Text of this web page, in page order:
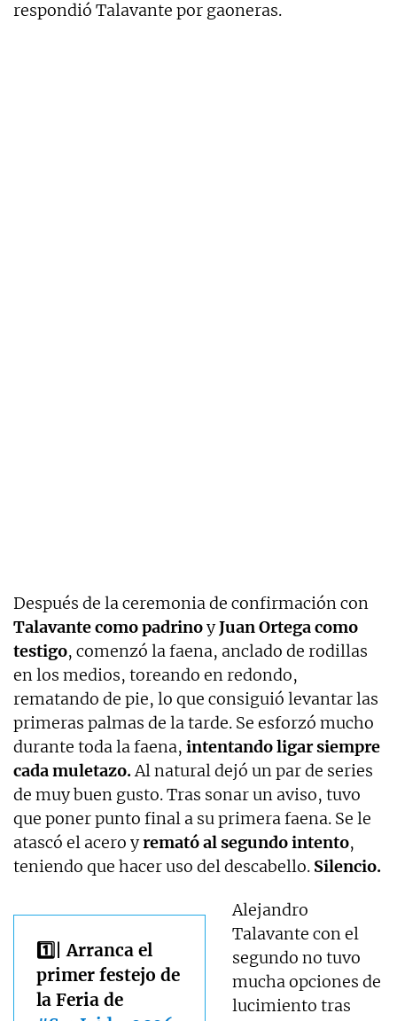
respondió Talavante por gaoneras.
Después de la ceremonia de confirmación con
Talavante como padrinoyJuan Ortega como
testigo, comenzó la faena, anclado de rodillas
en los medios, toreando en redondo,
rematando de pie, lo que consiguió levantar las
primeras palmas de la tarde. Se esforzó mucho
durante toda la faena, intentando ligar siempre
cada muletazo.Al natural dejó un par de series
de muy buen gusto. Tras sonar un aviso, tuvo
que poner punto final a su primera faena. Se le
atascó el acero yremató al segundo intento,
teniendo que hacer uso del descabello. Silencio.
1️⃣| Arranca el
primer festejo de
la Feria de
Alejandro
Talavante con el
segundo no tuvo
mucha opciones de
lucimiento tras